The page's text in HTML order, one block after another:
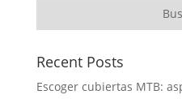
Recent Posts
Escoger cubiertas MTB: